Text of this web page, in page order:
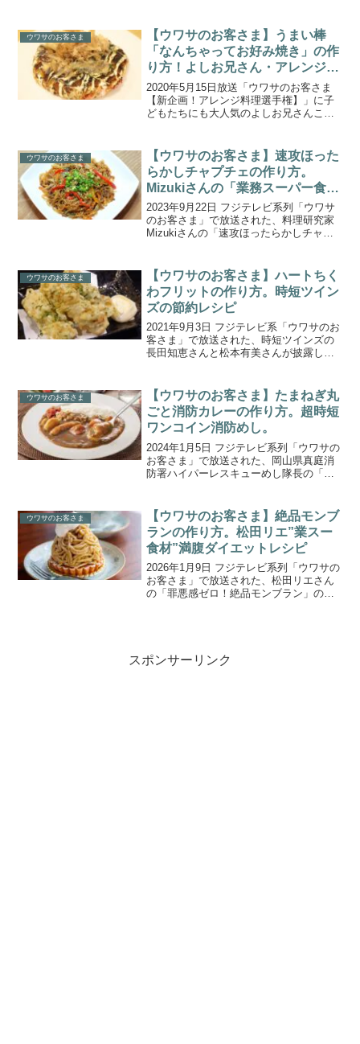
張100人前クッキング！今回は、沖縄・知
念分屯基地の航...
ウワサのお客さま
【ウワサのお客さま】うまい棒
「なんちゃってお好み焼き」の作
り方！よしお兄さん・アレンジ料
理選手権(2020.5.15)
2020年5月15日放送「ウワサのお客さま
【新企画！アレンジ料理選手権】」に子
どもたちにも大人気のよしお兄さんこと
を使って絶品アイデア料理の数々を披露
しました。こちらで...
ウワサのお客さま
【ウワサのお客さま】速攻ほった
らかしチャプチェの作り方。
Mizukiさんの「業務スーパー食材
絶品完全新作レシピ」。
2023年9月22日 フジテレビ系列「ウワサ
のお客さま」で放送された、料理研究家
Mizukiさんの「速攻ほったらかしチャプ
ブログアワード』で３年連続グランプリ
を受賞し、...
ウワサのお客さま
【ウワサのお客さま】ハートちく
わフリットの作り方。時短ツイン
ズの節約レシピ
2021年9月3日 フジテレビ系「ウワサのお
客さま」で放送された、時短ツインズの
長田知恵さんと松本有美さんが披露し
ちくわフリット」の作り方をご紹介しま
す。1時間で16品...
ウワサのお客さま
【ウワサのお客さま】たまねぎ丸
ごと消防カレーの作り方。超時短
ワンコイン消防めし。
2024年1月5日 フジテレビ系列「ウワサの
お客さま」で放送された、岡山県真庭消
防署ハイパーレスキューめし隊長の「た
っている料理人が登場！今回は岡山県真
庭消防署で活躍す...
ウワサのお客さま
【ウワサのお客さま】絶品モンブ
ランの作り方。松田リエ”業スー
食材”満腹ダイエットレシピ
2026年1月9日 フジテレビ系列「ウワサの
お客さま」で放送された、松田リエさん
の「罪悪感ゼロ！絶品モンブラン」の作
スポンサーリンク